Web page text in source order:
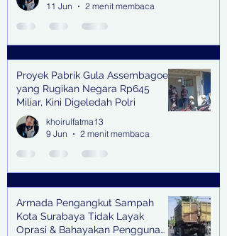
11 Jun
2 menit membaca
Proyek Pabrik Gula Assembagoes
yang Rugikan Negara Rp645
Miliar, Kini Digeledah Polri
khoirulfatma13
9 Jun
2 menit membaca
Armada Pengangkut Sampah
Kota Surabaya Tidak Layak
Oprasi & Bahayakan Pengguna